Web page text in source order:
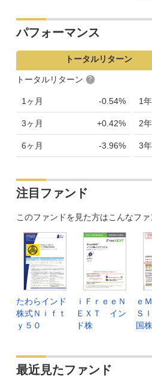
パフォーマンス
トータルリターン
トータルリターン
1ヶ月 -0.54%
3ヶ月 +0.42%
6ヶ月 -3.96%
1年
2年
3年
注目ファンド
このファンドを見た方はこんなフ
たわらインド
株式Ｎｉｆｔ
ｙ５０
ｉＦｒｅｅＮ
ＥＸＴ イン
ド株
ｅ
Ｓ
国
最近見たファンド